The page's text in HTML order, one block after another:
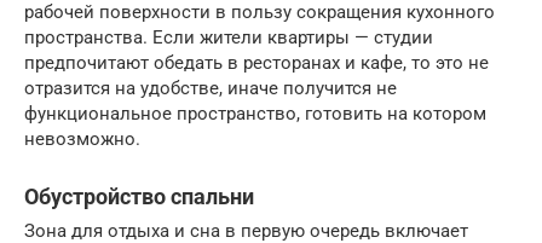
рабочей поверхности в пользу сокращения кухонного
пространства. Если жители квартиры — студии
предпочитают обедать в ресторанах и кафе, то это не
отразится на удобстве, иначе получится не
функциональное пространство, готовить на котором
невозможно.
Обустройство спальни
Зона для отдыха и сна в первую очередь включает